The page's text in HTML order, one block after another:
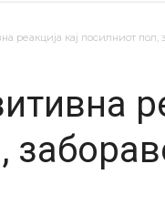
реакција кај посилниот